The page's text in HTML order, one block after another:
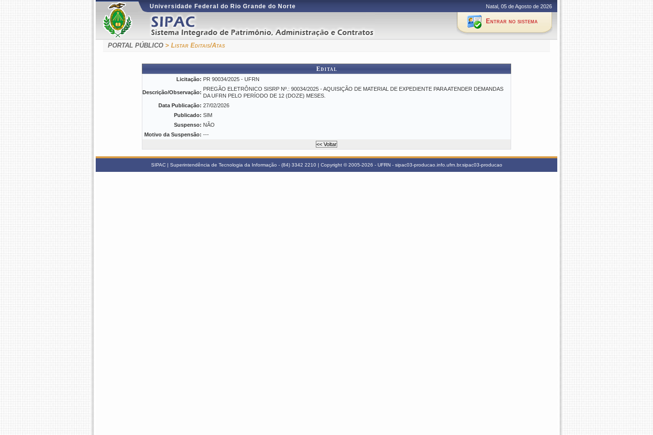
Universidade Federal do Rio Grande do Norte Natal, 05 de Agosto de 2026
Entrar no sistema
PORTAL PÚBLICO > Listar Editais/Atas
Edital
Licitação: PR 90034/2025 - UFRN
Descrição/Observação:
PREGÃO ELETRÔNICO SISRP Nº.: 90034/2025 - AQUISIÇÃO DE MATERIAL DE EXPEDIENTE PARA ATENDER DEMANDAS
DA UFRN PELO PERÍODO DE 12 (DOZE) MESES.
Data Publicação: 27/02/2026
Publicado: SIM
Suspenso: NÃO
Motivo da Suspensão: ---
SIPAC | Superintendência de Tecnologia da Informação - (84) 3342 2210 | Copyright © 2005-2026 - UFRN - sipac03-producao.info.ufrn.br.sipac03-producao